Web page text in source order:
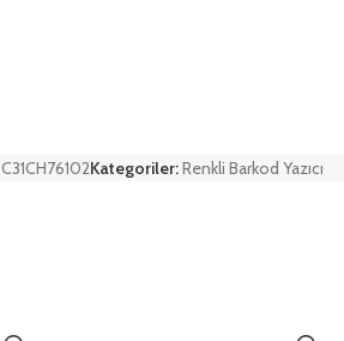
C31CH76102Kategoriler:Renkli Barkod Yazıcı